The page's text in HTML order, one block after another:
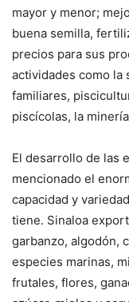
mayor y menor;
buena semilla,
precios para sus
actividades como
familiares,
piscícolas, la
El desarrollo de las
mencionado el
capacidad y
tiene. Sinaloa
garbanzo, algodón,
especies marinas,
frutales, flores,